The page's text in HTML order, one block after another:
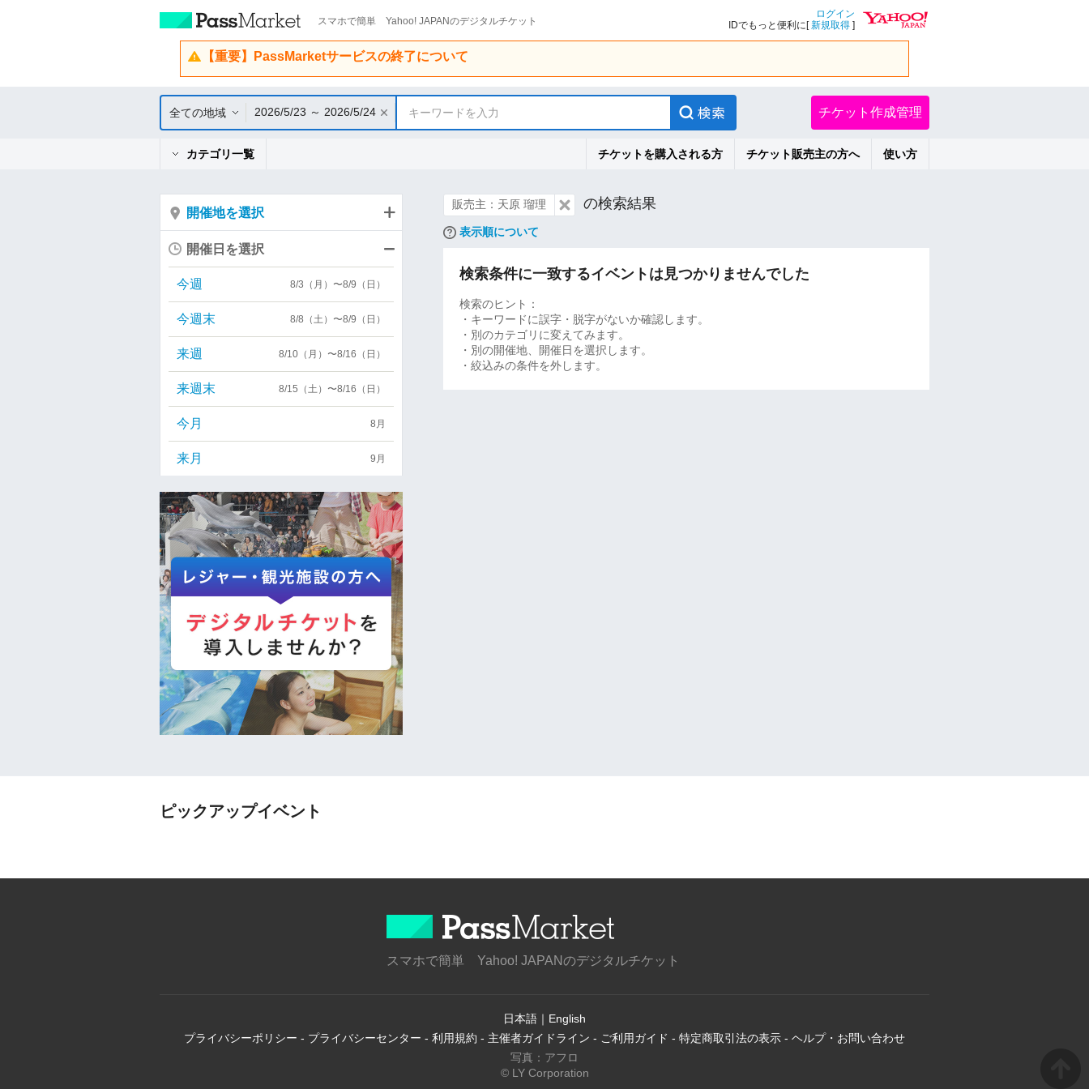
スマホで簡単 Yahoo! JAPANのデジタルチケット
ログイン
IDでもっと便利に[新規取得 ]
【重要】PassMarketサービスの終了について
全ての地域 2026/5/23 ～ 2026/5/24 キーワードを入力 チケット作成管理
カテゴリ一覧 チケットを購入される方 チケット販売主の方へ 使い方
販売主：天原 瑠理 の検索結果
表示順について
検索条件に一致するイベントは見つかりませんでした
検索のヒント：
・キーワードに誤字・脱字がないか確認します。
・別のカテゴリに変えてみます。
・別の開催地、開催日を選択します。
・絞込みの条件を外します。
開催地を選択
開催日を選択
今週 8/3（月）〜8/9（日）
今週末 8/8（土）〜8/9（日）
来週 8/10（月）〜8/16（日）
来週末 8/15（土）〜8/16（日）
今月 8月
来月 9月
ピックアップイベント
スマホで簡単 Yahoo! JAPANのデジタルチケット
日本語 ｜ English
プライバシーポリシー - プライバシーセンター - 利用規約 - 主催者ガイドライン - ご利用ガイド - 特定商取引法の表示 - ヘルプ・お問い合わせ
写真：アフロ
© LY Corporation